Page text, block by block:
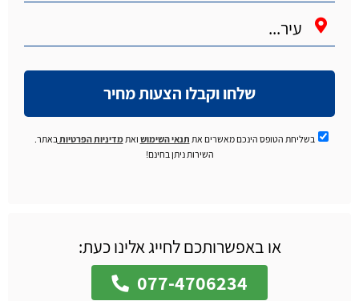
שלחו וקבלו הצעות מחיר
בשליחת הטופס הינכם מאשרים את תנאי השימוש ואתמדיניות הפרטיות באתר.
השירות ניתן בחינם!
או באפשרותכם לחייג אלינו כעת:
077-4706234